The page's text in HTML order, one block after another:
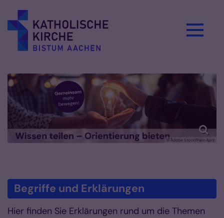
© Adobe Stock/ParinApril
Begriffe und Erklärungen
Hier finden Sie Erklärungen rund um die Themen